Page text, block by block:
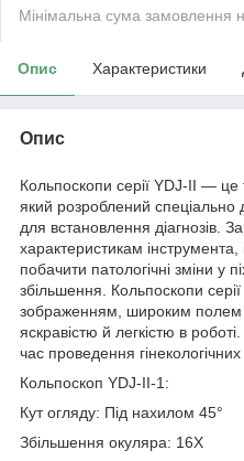
Мінімальна сума замовлення
Опис Характеристики
Опис
Кольпоскопи серії YDJ-II — це
який розроблений спеціально
для встановлення діагнозів.
характеристикам інструмента,
побачити патологічні зміни у
збільшення. Кольпоскопи
зображенням, широким полем
яскравістю й легкістю в
час проведення
Кольпоскоп YDJ-II-1:
Кут огляду: Під нахилом 45°
Збільшення окуляра: 16X